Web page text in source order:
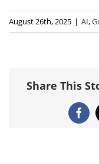
August 26th, 2025 | AI,
Share This